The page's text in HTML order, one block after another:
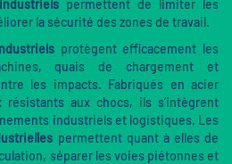
permettent de limiter les
la sécurité des zones de travail.
protègent efficacement les
quais de chargement et
les impacts. Fabriqués en acier
résistants aux chocs, ils s’intègrent
industriels et logistiques. Les
permettent quant à elles de
séparer les voies piétonnes et